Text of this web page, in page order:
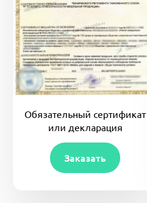
Обязательный сертификат
или декларация
Заказать